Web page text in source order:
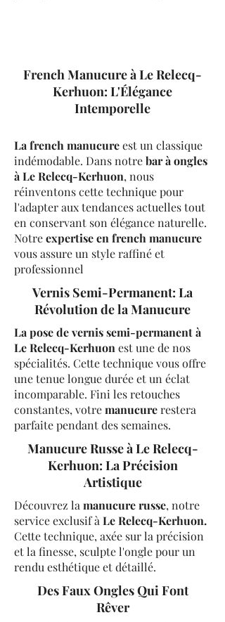
French Manucure à Le Relecq-
Kerhuon: L'Élégance
Intemporelle
La french manucureest un classique
indémodable. Dans notrebar à ongles
à Le Relecq-Kerhuon, nous
réinventons cette technique pour
l'adapter aux tendances actuelles tout
en conservant son élégance naturelle.
Notreexpertise en french manucure
vous assure un style raffiné et
professionnel
Vernis Semi-Permanent: La
Révolution de la Manucure
La pose de vernis semi-permanent à
Le Relecq-Kerhuon est une de nos
spécialités. Cette technique vous offre
une tenue longue durée et un éclat
incomparable. Fini les retouches
constantes, votremanucurerestera
parfaite pendant des semaines.
Manucure Russe à Le Relecq-
Kerhuon: La Précision
Artistique
Découvrez la manucure russe, notre
service exclusif à Le Relecq-Kerhuon.
Cette technique, axée sur la précision
et la finesse, sculpte l'ongle pour un
rendu esthétique et détaillé.
Des Faux Ongles Qui Font
Rêver